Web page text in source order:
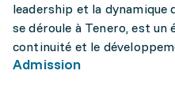
leadership et la dynamique
se déroule à Tenero, est
continuité et le
Admission